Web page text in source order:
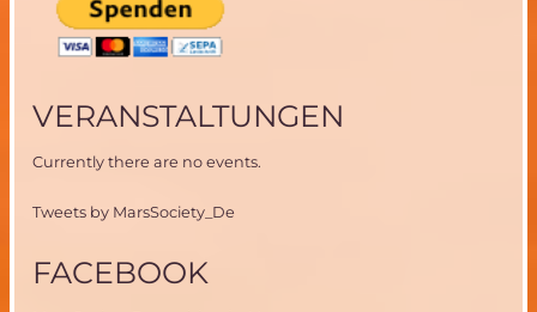
VERANSTALTUNGEN
Currently there are no events.
Tweets by MarsSociety_De
FACEBOOK